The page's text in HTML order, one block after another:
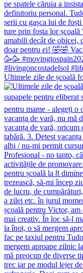
Ultimele zile de școală